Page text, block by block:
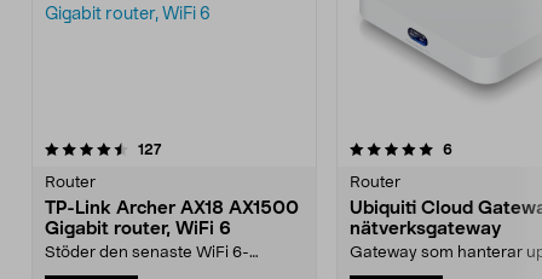
127recensioner
Router
TP-Link Archer AX18 AX1500
Gigabit router, WiFi 6
Stöder den senaste WiFi 6-
5.0 av 5 stjärnor 6recensioner
Router
Ubiquiti Cloud
nätverksgateway
Gateway som hanterar
4.0 av 5 stjärnor